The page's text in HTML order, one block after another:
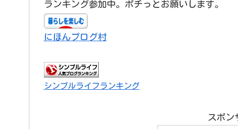
ランキング参加中。ポチっとお願いします。
にほんブログ村
シンプルライフランキング
スポン